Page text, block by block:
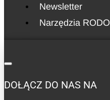
Newsletter
Narzędzia RODO
DOŁĄCZ DO NAS NA